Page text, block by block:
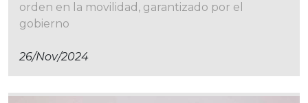
orden en la movilidad, garantizado por el
gobierno
26/nov/2024